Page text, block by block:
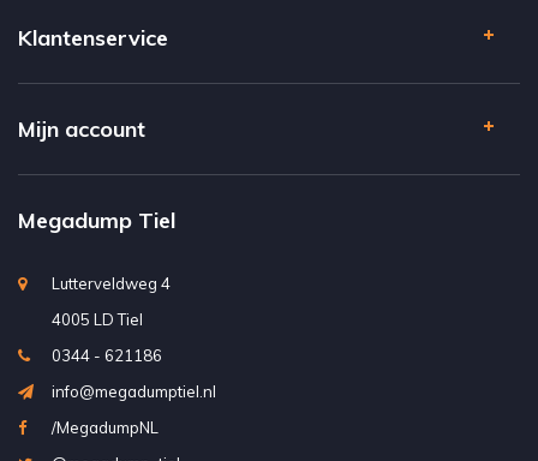
Klantenservice
Mijn account
Megadump Tiel
Lutterveldweg 4
4005 LD Tiel
0344 - 621186
info@megadumptiel.nl
/MegadumpNL